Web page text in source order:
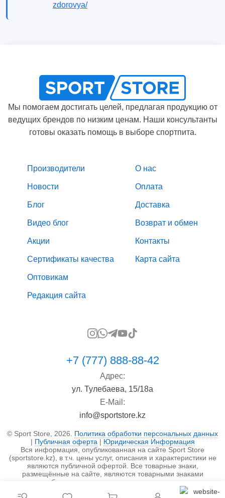
zdorovya/
Мы помогаем достигать целей, предлагая продукцию от
ведущих брендов по низким ценам. Наши консультанты
готовы оказать помощь в выборе спортпита.
Производители
Новости
Блог
Видео блог
Акции
Сертификаты качества
Оптовикам
Редакция сайта
О нас
Оплата
Доставка
Возврат и обмен
Контакты
Карта сайта
+7 (777) 888-88-42
Адрес:
ул. Тулебаева, 15/18а
E-Mail:
info@sportstore.kz
© Sport Store, 2026. Политика обработки персональных данных
| Публичная оферта| Юридическая Информация
Вся информация, опубликованная на сайте Sport Store
(sportstore.kz), в т.ч. цены услуг, описания и характеристики не
являются публичной офертой. Все товарные знаки,
размещённые на сайте, являются товарными знаками
правообладателя и используются исключительно в